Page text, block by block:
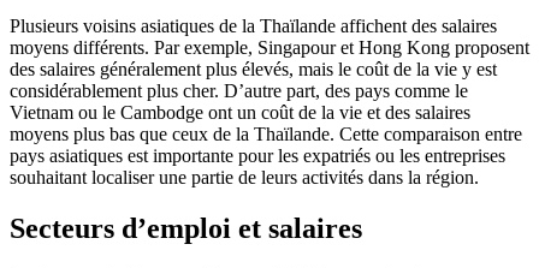
Plusieurs voisins asiatiques de la Thaïlande affichent des salaires
moyens différents. Par exemple, Singapour et Hong Kong proposent
des salaires généralement plus élevés, mais le coût de la vie y est
considérablement plus cher. D’autre part, des pays comme le
Vietnam ou le Cambodge ont un coût de la vie et des salaires
moyens plus bas que ceux de la Thaïlande. Cette comparaison entre
pays asiatiques est importante pour les expatriés ou les entreprises
souhaitant localiser une partie de leurs activités dans la région.
Secteurs d’emploi et salaires